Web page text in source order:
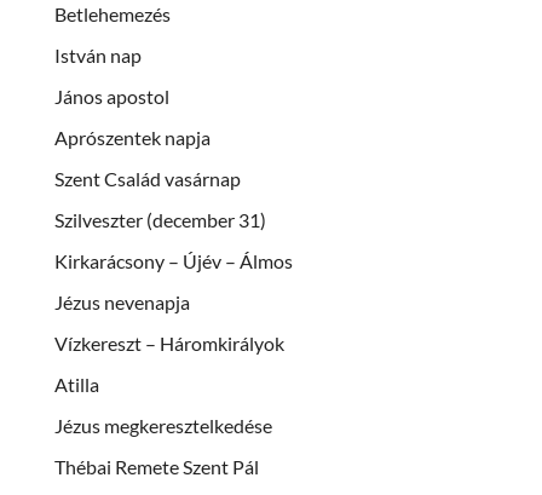
Betlehemezés
István nap
János apostol
Aprószentek napja
Szent Család vasárnap
Szilveszter (december 31)
Kirkarácsony – Újév – Álmos
Jézus nevenapja
Vízkereszt – Háromkirályok
Atilla
Jézus megkeresztelkedése
Thébai Remete Szent Pál